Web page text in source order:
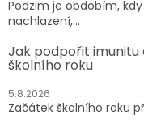
Podzim je obdobím,
nachlazení,...
Jak podpořit
školního roku
5.8.2026
Začátek školního roku